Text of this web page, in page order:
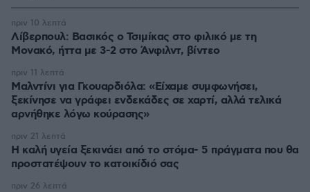
Λίβερπουλ: Βασικός ο Τσιμίκας στο φιλικό με τη
Μονακό, ήττα με 3-2 στο Άνφιλντ, βίντεο
πριν 10 λεπτά
Μαλντίνι για Γκουαρδιόλα: «Είχαμε συμφωνήσει,
ξεκίνησε να γράφει ενδεκάδες σε χαρτί, αλλά τελικά
αρνήθηκε λόγω κούρασης»
πριν 11 λεπτά
Η καλή υγεία ξεκινάει από το στόμα- 5 πράγματα που θα
προστατέψουν το κατοικίδιό σας
πριν 21 λεπτά
πριν 26 λεπτά